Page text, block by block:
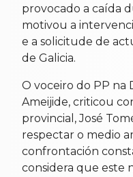
provocado a caída
motivou a
e a solicitude de
de Galicia.
O voceiro do PP na
Ameijide, criticou
provincial, José
respectar o medio
confrontación
considera que este